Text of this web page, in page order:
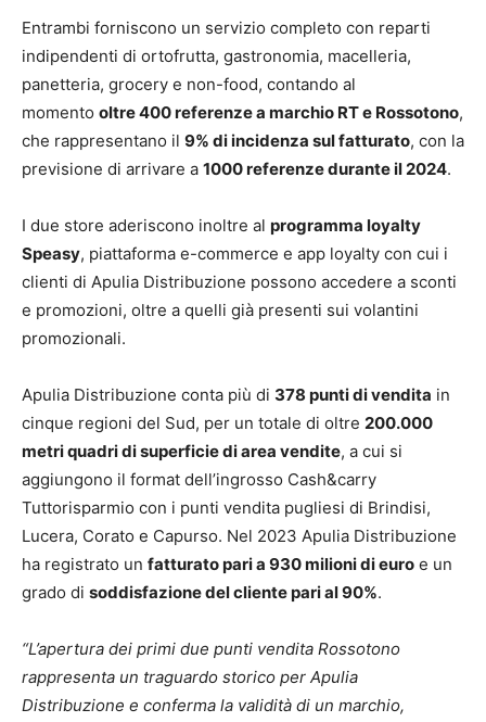
Entrambi forniscono un servizio completo con reparti
indipendenti di ortofrutta, gastronomia, macelleria,
panetteria, grocery e non-food, contando al
momento oltre 400 referenze a marchio RT e Rossotono,
che rappresentano il 9% di incidenza sul fatturato, con la
previsione di arrivare a 1000 referenze durante il 2024.
I due store aderiscono inoltre al programma loyalty
Speasy, piattaforma e-commerce e app loyalty con cui i
clienti di Apulia Distribuzione possono accedere a sconti
e promozioni, oltre a quelli già presenti sui volantini
promozionali.
Apulia Distribuzione conta più di 378 punti di vendita in
cinque regioni del Sud, per un totale di oltre 200.000
metri quadri di superficie di area vendite, a cui si
aggiungono il format dell’ingrosso Cash&carry
Tuttorisparmio con i punti vendita pugliesi di Brindisi,
Lucera, Corato e Capurso. Nel 2023 Apulia Distribuzione
ha registrato un fatturato pari a 930 milioni di euro e un
grado di soddisfazione del cliente pari al 90%.
“L’apertura dei primi due punti vendita Rossotono
rappresenta un traguardo storico per Apulia
Distribuzione e conferma la validità di un marchio,